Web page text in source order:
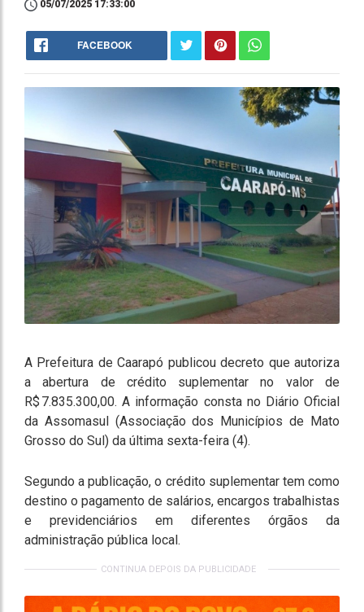
05/07/2025 17:33:00
FACEBOOK
A Prefeitura de Caarapó publicou decreto que autoriza
a abertura de crédito suplementar no valor de
R$ 7.835.300,00. A informação consta no Diário Oficial
da Assomasul (Associação dos Municípios de Mato
Grosso do Sul) da última sexta-feira (4).
Segundo a publicação, o crédito suplementar tem como
destino o pagamento de salários, encargos trabalhistas
e previdenciários em diferentes órgãos da
administração pública local.
CONTINUA DEPOIS DA PUBLICIDADE